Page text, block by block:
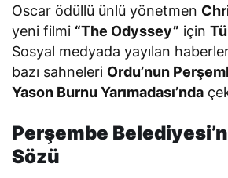
Oscar ödüllü ünlü yönetmen
yeni filmi “The Odyssey” için
Sosyal medyada yayılan
bazı sahneleri Ordu’nun
Yason Burnu Yarımadası’nda
Perşembe
Sözü